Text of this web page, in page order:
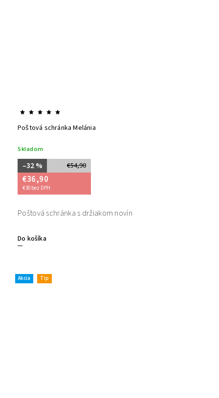
Poštová schránka Melánia
Skladom
€54,90
–32 %
€36,90
€30 bez DPH
Do košíka
Poštová schránka s držiakom novín
Akcia Tip